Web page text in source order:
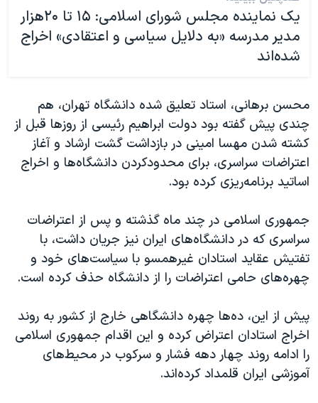
یک نماینده مجلس شورای اسلامی: ۱۵ تا ۲۰هزار
مدیر مدرسه «به دلایل سیاسی و اعتقادی» اخراج
شده‌اند
محسن برهانی، استاد تعلیق شده دانشگاه تهران، هم
چندی پیش گفته بود دولت ابراهیم رئیسی از روزها قبل از
کشته شدن مهسا امینی در بازداشت گشت ارشاد و آغاز
اعتراضات سراسری، برای محدودکردن دانشگاه‌ها و اخراج
اساتید برنامه‌ریزی کرده بود.
جمهوری اسلامی در چند ماه گذشته و پس از اعتراضات
سراسری که در دانشگاه‌های ایران نیز جریان داشت، با
تفتیش عقاید استادان غیرهمسو با سیاست‌های خود و
چهره‌های حامی اعتراضات را از دانشگاه حذف کرده است.
پیش از این، ده‌ها چهره دانشگاهی خارج از کشور به روند
اخراج استادان اعتراض کرده و این اقدام جمهوری اسلامی
را ادامه روند چهار دهه فشار و سرکوب در محیط‌های
آموزشی ایران قلمداد کرده‌اند.